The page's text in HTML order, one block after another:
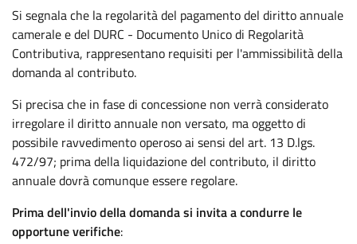
Si segnala che la regolarità del pagamento del diritto annuale
camerale e del DURC - Documento Unico di Regolarità
Contributiva, rappresentano requisiti per l'ammissibilità della
domanda al contributo.
Si precisa che in fase di concessione non verrà considerato
irregolare il diritto annuale non versato, ma oggetto di
possibile ravvedimento operoso ai sensi del art. 13 D.lgs.
472/97; prima della liquidazione del contributo, il diritto
annuale dovrà comunque essere regolare.
Prima dell'invio della domanda si invita a condurre le
opportune verifiche: